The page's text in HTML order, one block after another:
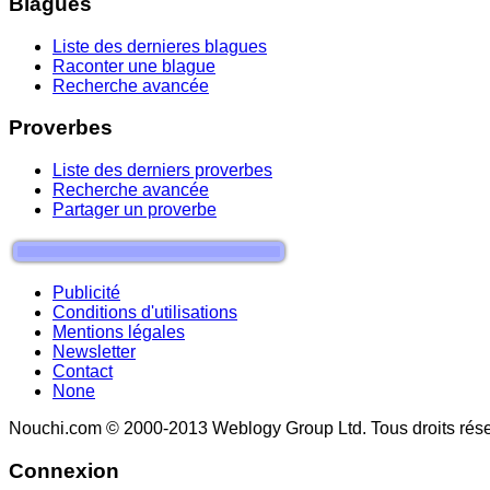
Liste des dernieres blagues
Raconter une blague
Recherche avancée
Proverbes
Liste des derniers proverbes
Recherche avancée
Partager un proverbe
Publicité
Conditions d'utilisations
Mentions légales
Newsletter
Contact
None
Nouchi.com © 2000-2013 Weblogy Group Ltd. Tous droits
Connexion